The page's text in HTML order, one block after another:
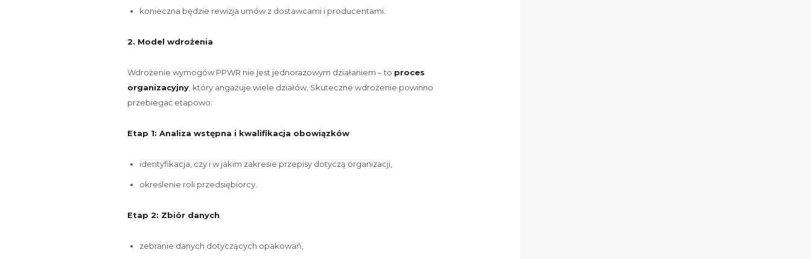
konieczna będzie rewizja umów z dostawcami i producentami.
2. Model wdrożenia
Wdrożenie wymogów PPWR nie jest jednorazowym działaniem – to proces
organizacyjny , który angażuje wiele działów. Skuteczne wdrożenie powinno
przebiegać etapowo:
Etap 1: Analiza wstępna i kwalifikacja obowiązków
identyfikacja, czy i w jakim zakresie przepisy dotyczą organizacji,
określenie roli przedsiębiorcy.
Etap 2: Zbiór danych
zebranie danych dotyczących opakowań,